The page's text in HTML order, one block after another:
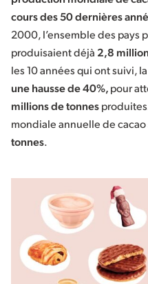
cours des 50 dernières
2000, l’ensemble des pays
produisaient déjà 2,8
les 10 années qui ont suivi,
une hausse de 40%,pour
millions de tonnes
mondiale annuelle de cacao
tonnes.